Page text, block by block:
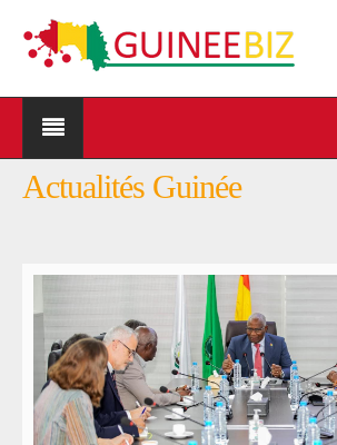
Actualités Guinée